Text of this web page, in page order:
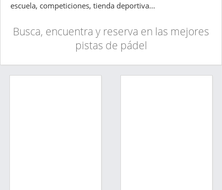
escuela, competiciones, tienda deportiva...
Busca, encuentra y reserva en las mejores
pistas de pádel